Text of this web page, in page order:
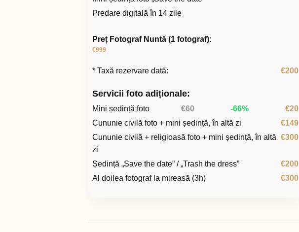
Predare digitală în 14 zile
Preț Fotograf Nuntă (1 fotograf):
€999
* Taxă rezervare dată: €200
Servicii foto adiționale:
Mini ședință foto €60 -66%
€20
Cununie civilă foto + mini ședință, în altă zi
€149
Cununie civilă + religioasă foto + mini ședință, în altă
zi
€300
Ședință „Save the date” / „Trash the dress”
€200
Al doilea fotograf la mireasă (3h)
€300